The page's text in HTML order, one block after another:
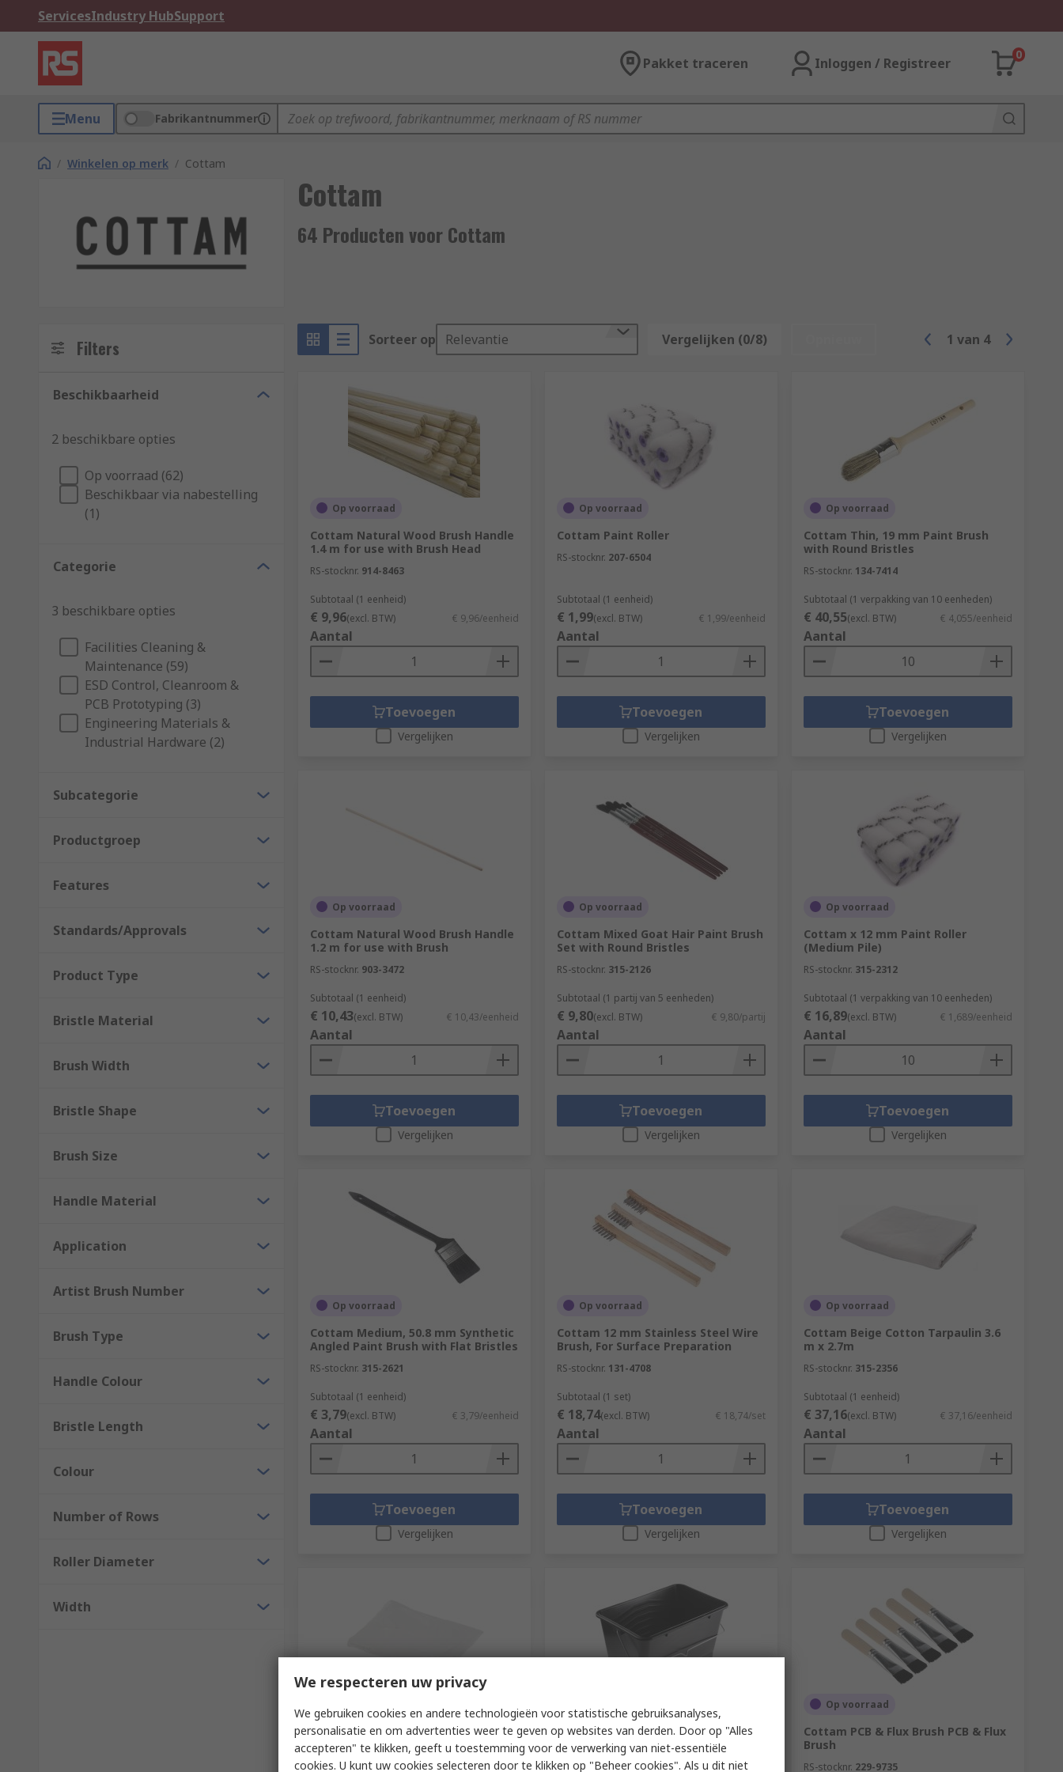
ServicesIndustry HubSupport
Pakket traceren Inloggen / Registreer
0
Menu Fabrikantnummer
/ Winkelen op merk / Cottam
Cottam
64 Producten voor Cottam
Filters
Beschikbaarheid
2 beschikbare opties
Op voorraad (62)
Beschikbaar via nabestelling
(1)
Categorie
3 beschikbare opties
Facilities Cleaning &
Maintenance (59)
ESD Control, Cleanroom &
PCB Prototyping (3)
Engineering Materials &
Industrial Hardware (2)
Subcategorie
Productgroep
Features
Standards/Approvals
Product Type
Bristle Material
Brush Width
Bristle Shape
Brush Size
Handle Material
Application
Artist Brush Number
Brush Type
Handle Colour
Bristle Length
Colour
Number of Rows
Roller Diameter
Width
Sorteer op Relevantie Vergelijken (0/8) 1 van 4
Op voorraad
Cottam Natural Wood Brush Handle
1.4 m for use with Brush Head
RS-stocknr. 914-8463
Subtotaal (1 eenheid)
€ 9,96(excl. BTW) € 9,96/eenheid
Aantal
Toevoegen
Vergelijken
Op voorraad
Cottam Paint Roller
RS-stocknr. 207-6504
Subtotaal (1 eenheid)
€ 1,99(excl. BTW) € 1,99/eenheid
Aantal
Toevoegen
Vergelijken
Op voorraad
Cottam Thin, 19 mm Paint Brush
with Round Bristles
RS-stocknr. 134-7414
Subtotaal (1 verpakking van 10 eenheden)
€ 40,55(excl. BTW) € 4,055/eenheid
Aantal
Toevoegen
Vergelijken
Op voorraad
Cottam Natural Wood Brush Handle
1.2 m for use with Brush
RS-stocknr. 903-3472
Subtotaal (1 eenheid)
€ 10,43(excl. BTW) € 10,43/eenheid
Aantal
Toevoegen
Vergelijken
Op voorraad
Cottam Mixed Goat Hair Paint Brush
Set with Round Bristles
RS-stocknr. 315-2126
Subtotaal (1 partij van 5 eenheden)
€ 9,80(excl. BTW) € 9,80/partij
Aantal
Toevoegen
Vergelijken
Op voorraad
Cottam x 12 mm Paint Roller
(Medium Pile)
RS-stocknr. 315-2312
Subtotaal (1 verpakking van 10 eenheden)
€ 16,89(excl. BTW) € 1,689/eenheid
Aantal
Toevoegen
Vergelijken
Op voorraad
Cottam Medium, 50.8 mm Synthetic
Angled Paint Brush with Flat Bristles
RS-stocknr. 315-2621
Subtotaal (1 eenheid)
€ 3,79(excl. BTW) € 3,79/eenheid
Aantal
Toevoegen
Vergelijken
Op voorraad
Cottam 12 mm Stainless Steel Wire
Brush, For Surface Preparation
RS-stocknr. 131-4708
Subtotaal (1 set)
€ 18,74(excl. BTW) € 18,74/set
Aantal
Toevoegen
Vergelijken
Op voorraad
Cottam Beige Cotton Tarpaulin 3.6
m x 2.7m
RS-stocknr. 315-2356
Subtotaal (1 eenheid)
€ 37,16(excl. BTW) € 37,16/eenheid
Aantal
Toevoegen
Vergelijken
Cottam Transparent Polypropylene
Tarpaulin
RS-stocknr.315-2340
Cottam 300mm Paint Tray
RS-stocknr. 315-2334
Op voorraad
Cottam PCB & Flux Brush PCB & Flux
Brush
RS-stocknr. 229-9735
We respecteren uw privacy
We gebruiken cookies en andere technologieën voor statistische gebruiksanalyses,
personalisatie en om advertenties weer te geven op websites van derden. Door op "Alles
accepteren" te klikken, geeft u toestemming voor de verwerking van niet-essentiële
cookies. U kunt uw cookies selecteren door te klikken op "Beheer cookies". Als u dit niet